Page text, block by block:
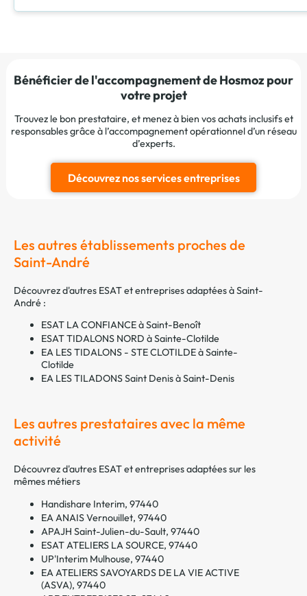
Bénéficier de l'accompagnement de Hosmoz pour
votre projet
Trouvez le bon prestataire, et menez à bien vos achats inclusifs et
responsables grâce à l’accompagnement opérationnel d’un réseau
d’experts.
Découvrez nos services entreprises
Les autres établissements proches de
Saint-André
Découvrez d'autres ESAT et entreprises adaptées à Saint-
André :
ESAT LA CONFIANCE à Saint-Benoît
ESAT TIDALONS NORD à Sainte-Clotilde
EA LES TIDALONS - STE CLOTILDE à Sainte-
Clotilde
EA LES TILADONS Saint Denis à Saint-Denis
Les autres prestataires avec la même
activité
Découvrez d'autres ESAT et entreprises adaptées sur les
mêmes métiers
Handishare Interim, 97440
EA ANAIS Vernouillet, 97440
APAJH Saint-Julien-du-Sault, 97440
ESAT ATELIERS LA SOURCE, 97440
UP'Interim Mulhouse, 97440
EA ATELIERS SAVOYARDS DE LA VIE ACTIVE
(ASVA), 97440